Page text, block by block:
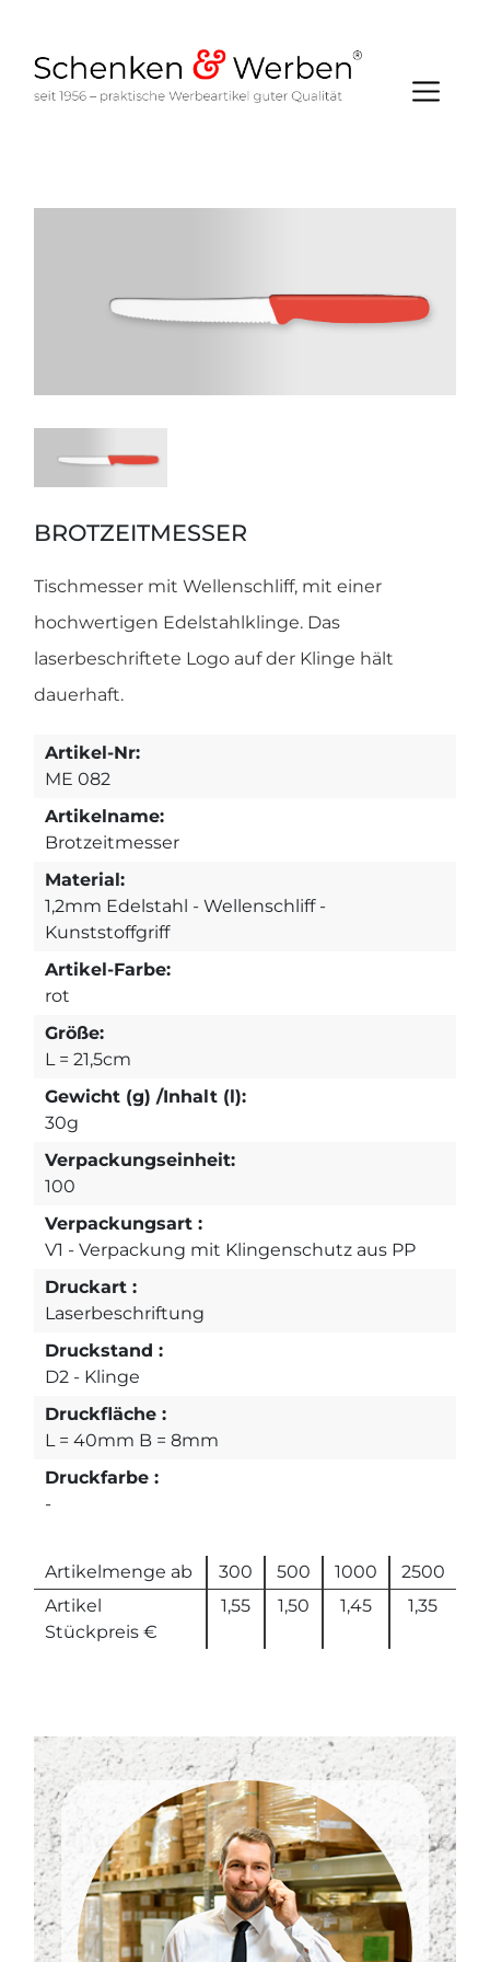
BROTZEITMESSER
Tischmesser mit Wellenschliff, mit einer
hochwertigen Edelstahlklinge. Das
laserbeschriftete Logo auf der Klinge hält
dauerhaft.
Artikel-Nr:
ME 082
Artikelname:
Brotzeitmesser
Material:
1,2mm Edelstahl - Wellenschliff -
Kunststoffgriff
Artikel-Farbe:
rot
Größe:
L = 21,5cm
Gewicht (g) /Inhalt (l):
30g
Verpackungseinheit:
100
Verpackungsart :
V1 - Verpackung mit Klingenschutz aus PP
Druckart :
Laserbeschriftung
Druckstand :
D2 - Klinge
Druckfläche :
L = 40mm B = 8mm
Druckfarbe :
-
Artikelmenge ab 300 500 1000
2500
Artikel
Stückpreis €
1,55 1,50 1,45 1,35